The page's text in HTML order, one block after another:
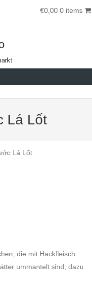
€0,00 0 items
Lá Lốt
Lá Lốt
die mit Hackfleisch
ummantelt sind, dazu